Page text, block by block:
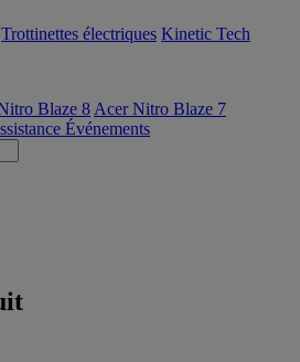
Trottinettes électriques Kinetic Tech
Blaze 8 Acer Nitro Blaze 7
Événements